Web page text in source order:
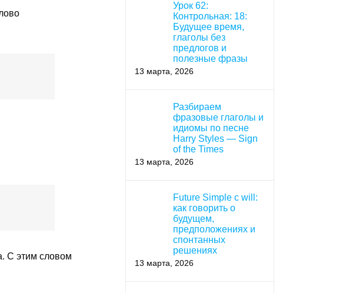
С этим словом
Урок 62:
Контрольная: 18:
Будущее время,
глаголы без
предлогов и
полезные фразы
13 марта, 2026
Разбираем
фразовые глаголы и
идиомы по песне
Harry Styles — Sign
of the Times
13 марта, 2026
Future Simple с will:
как говорить о
будущем,
предположениях и
спонтанных
решениях
13 марта, 2026